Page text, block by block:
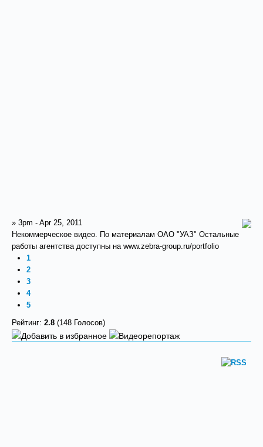
» 3pm - Apr 25, 2011
Некоммерческое видео. По материалам ОАО "УАЗ" Остальные
работы агентства доступны на www.zebra-group.ru/portfolio
1
2
3
4
5
Рейтинг: 2.8 (148 Голосов)